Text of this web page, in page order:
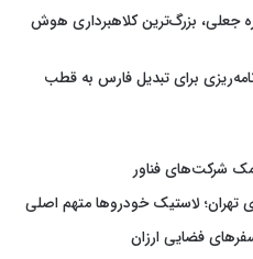
با چهره جعلی، بزرگ‌ترین کلاهبرداری هوش
برای تبدیل فارس به قطب
شرکت‌های فناور
تهران؛ لاستیک خودروها متهم اصلی
فضایی ارزان